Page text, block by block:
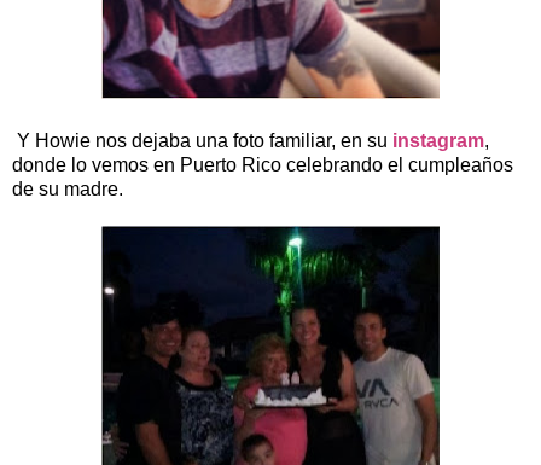
Y Howie nos dejaba una foto familiar, en su instagram,
donde lo vemos en Puerto Rico celebrando el cumpleaños
de su madre.